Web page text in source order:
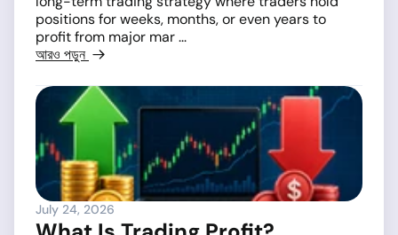
positions for weeks, months, or even years to
profit from major mar ...
আরও পড়ুন
July 24, 2026